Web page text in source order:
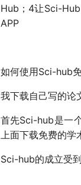
Hub；4让Sci-
APP
如何使用Sci-hub
我下载自己写的论
首先Sci-hub是一
上面下载免费的学
Sci-hub的成立受